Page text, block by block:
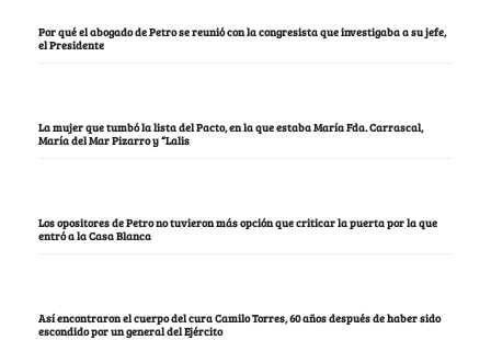
Por qué el abogado de Petro se reunió con la congresista que investigaba a su jefe,
el Presidente
La mujer que tumbó la lista del Pacto, en la que estaba María Fda. Carrascal,
María del Mar Pizarro y “Lalis
Los opositores de Petro no tuvieron más opción que criticar la puerta por la que
entró a la Casa Blanca
Así encontraron el cuerpo del cura Camilo Torres, 60 años después de haber sido
escondido por un general del Ejército